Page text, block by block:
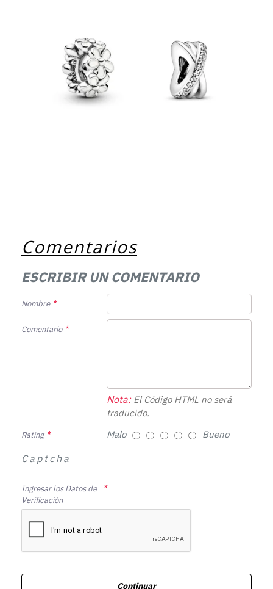
Comentarios
ESCRIBIR UN COMENTARIO
Nombre
Comentario
Nota:El Código HTML no será
traducido.
Rating Malo Bueno
Captcha
Ingresar los Datos de
Verificación
Continuar